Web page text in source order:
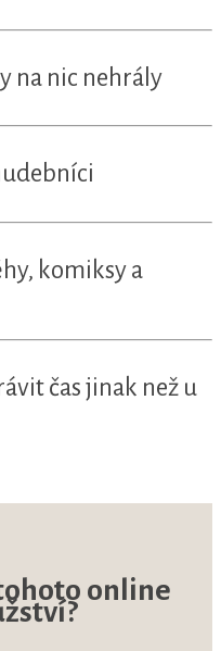
na nic nehrály
komiksy a
čas jinak než u
online